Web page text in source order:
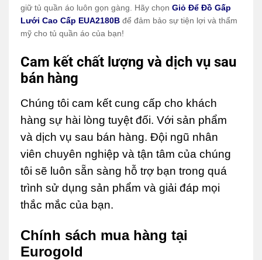
giữ tủ quần áo luôn gọn gàng. Hãy chọn Giỏ Để Đồ Gấp
Lưới Cao Cấp EUA2180B để đảm bảo sự tiện lợi và thẩm
mỹ cho tủ quần áo của bạn!
Cam kết chất lượng và dịch vụ sau
bán hàng
Chúng tôi cam kết cung cấp cho khách
hàng sự hài lòng tuyệt đối. Với sản phẩm
và dịch vụ sau bán hàng. Đội ngũ nhân
viên chuyên nghiệp và tận tâm của chúng
tôi sẽ luôn sẵn sàng hỗ trợ bạn trong quá
trình sử dụng sản phẩm và giải đáp mọi
thắc mắc của bạn.
Chính sách mua hàng tại
Eurogold